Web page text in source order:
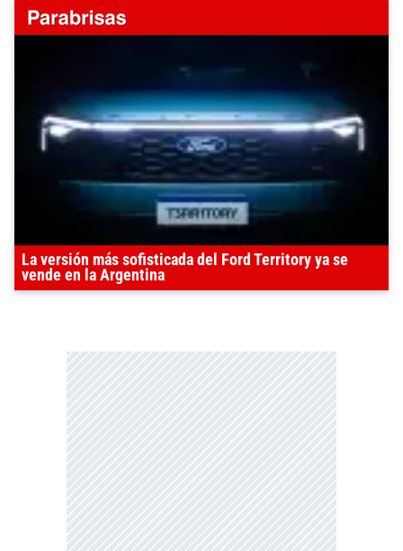
La versión más sofisticada del Ford Territory ya se
vende en la Argentina